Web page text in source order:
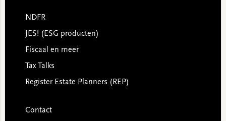
NDFR
JES! (ESG producten)
Fiscaal en meer
Tax Talks
Register Estate Planners (REP)
Contact